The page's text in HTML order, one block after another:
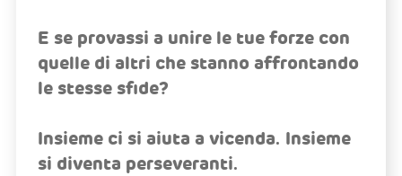
E se provassi a unire le tue forze con
quelle di altri che stanno affrontando
le stesse sfide?
Insieme ci si aiuta a vicenda. Insieme
si diventa perseveranti.